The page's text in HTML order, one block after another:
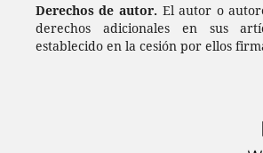
Derechos de autor. El autor o
derechos adicionales en sus
establecido en la cesión por ellos